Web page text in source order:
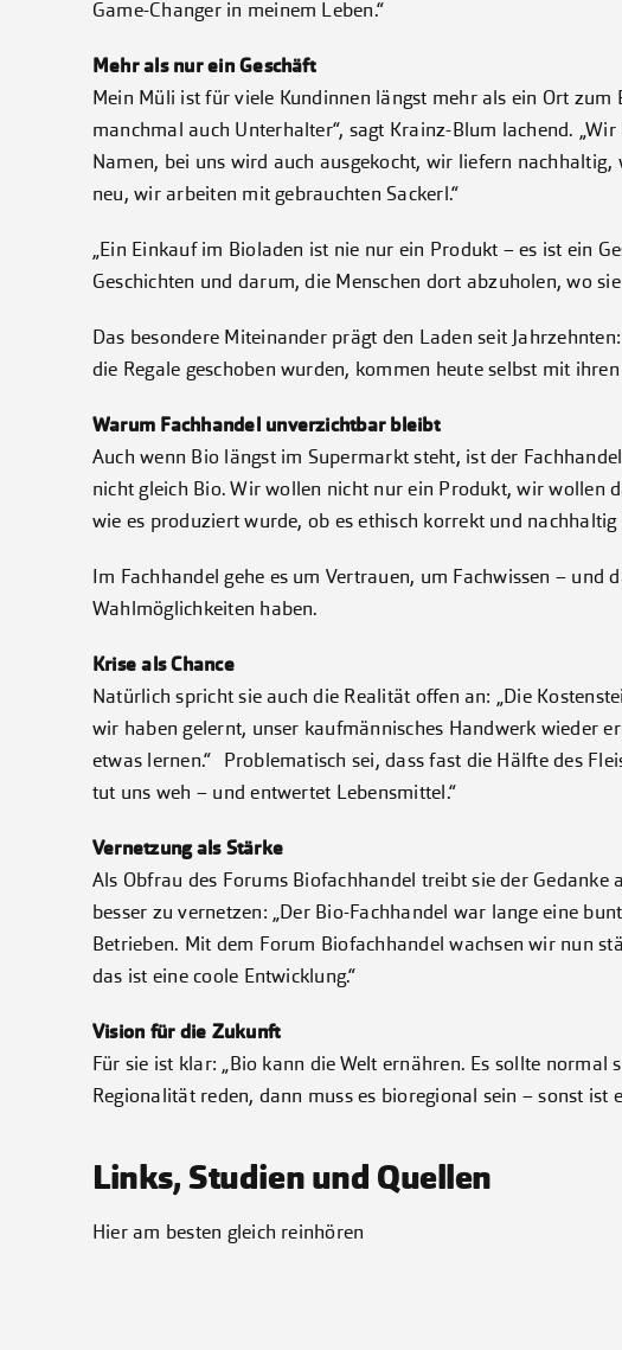
Game-Changer in meinem Leben.“
Mehr als nur ein Geschäft
Mein Müli ist für viele Kundinnen längst mehr als ein Ort zum
manchmal auch Unterhalter“, sagt Krainz-Blum lachend.
Namen, bei uns wird auch ausgekocht, wir liefern
neu, wir arbeiten mit gebrauchten Sackerl.“
„Ein Einkauf im Bioladen ist nie nur ein Produkt – es ist ein
Geschichten und darum, die Menschen dort abzuholen, wo sie
Das besondere Miteinander prägt den Laden seit
die Regale geschoben wurden, kommen heute selbst mit
Warum Fachhandel unverzichtbar bleibt
Auch wenn Bio längst im Supermarkt steht, ist der
nicht gleich Bio. Wir wollen nicht nur ein Produkt, wir wollen
wie es produziert wurde, ob es ethisch korrekt und nachhaltig
Im Fachhandel gehe es um Vertrauen, um Fachwissen – und
Wahlmöglichkeiten haben.
Krise als Chance
Natürlich spricht sie auch die Realität offen an: „Die
wir haben gelernt, unser kaufmännisches Handwerk wieder
etwas lernen.“ Problematisch sei, dass fast die Hälfte des
tut uns weh – und entwertet Lebensmittel.“
Vernetzung als Stärke
Als Obfrau des Forums Biofachhandel treibt sie der Gedanke
besser zu vernetzen: „Der Bio-Fachhandel war lange eine
Betrieben. Mit dem Forum Biofachhandel wachsen wir nun
das ist eine coole Entwicklung.“
Vision für die Zukunft
Für sie ist klar: „Bio kann die Welt ernähren. Es sollte
Regionalität reden, dann muss es bioregional sein – sonst ist
Links, Studien und Quellen
Hier am besten gleich reinhören